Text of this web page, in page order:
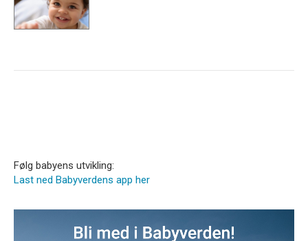
Følg babyens utvikling:
Last ned Babyverdens app her